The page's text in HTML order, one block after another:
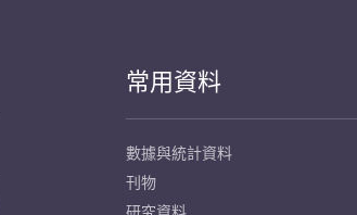
常用資料
數據與統計資料
刊物